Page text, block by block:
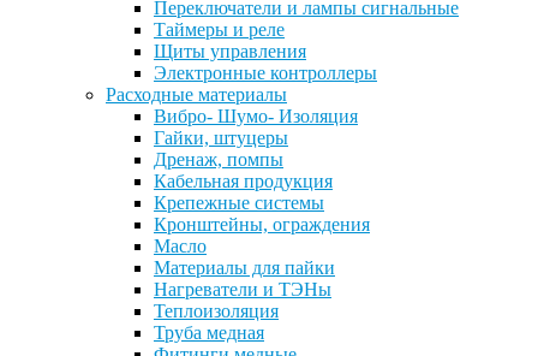
Переключатели и лампы сигнальные
Таймеры и реле
Щиты управления
Электронные контроллеры
Расходные материалы
Вибро- Шумо- Изоляция
Гайки, штуцеры
Дренаж, помпы
Кабельная продукция
Крепежные системы
Кронштейны, ограждения
Масло
Материалы для пайки
Нагреватели и ТЭНы
Теплоизоляция
Труба медная